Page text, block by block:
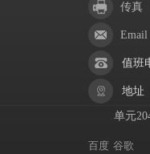
传真
Email
值班
地址
单元
百度 谷歌